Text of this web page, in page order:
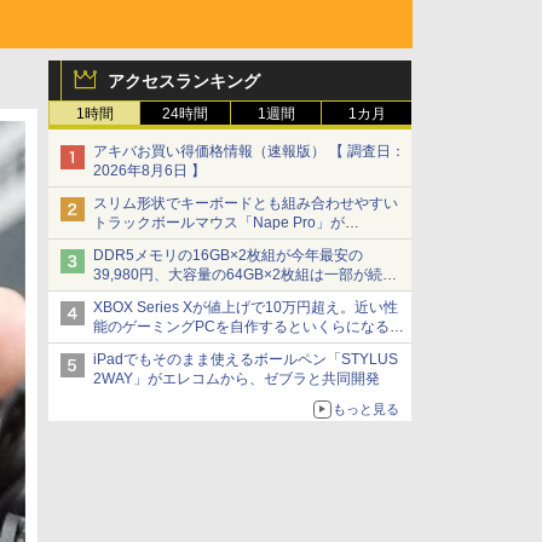
アクセスランキング
1時間 24時間 1週間 1カ月
アキバお買い得価格情報（速報版） 【 調査日：
2026年8月6日 】
スリム形状でキーボードとも組み合わせやすい
トラックボールマウス「Nape Pro」が
Keychronから
DDR5メモリの16GB×2枚組が今年最安の
39,980円、大容量の64GB×2枚組は一部が続騰
[8月前半のメモリ価格]
XBOX Series Xが値上げで10万円超え。近い性
能のゲーミングPCを自作するといくらになる？
【石田賀津男の『酒の肴にPCゲーム』】
iPadでもそのまま使えるボールペン「STYLUS
2WAY」がエレコムから、ゼブラと共同開発
もっと見る